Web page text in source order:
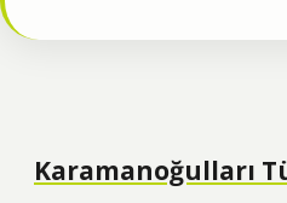
Karamanoğulları